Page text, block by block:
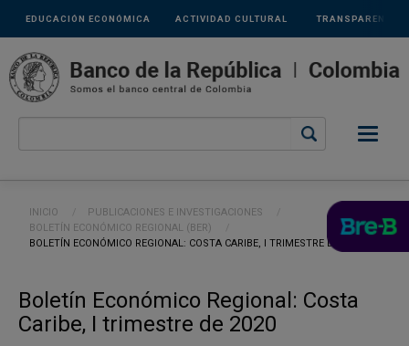
Pasar al contenido principal
Links
secundarios
ACTIVIDAD CULTURAL
EDUCACIÓN ECONÓMICA TRANSPARENCIA
Ruta de navegación
INICIO
PUBLICACIONES E INVESTIGACIONES
BOLETÍN ECONÓMICO REGIONAL (BER)
CURRENT:
BOLETÍN ECONÓMICO REGIONAL: COSTA CARIBE, I TRIMESTRE DE 2020
Boletín Económico Regional: Costa
Caribe, I trimestre de 2020